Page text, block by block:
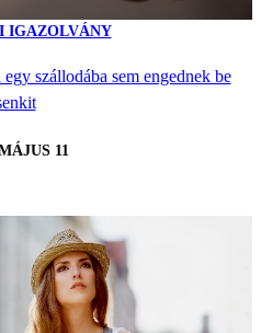
IGAZOLVÁNY
szállodába sem engednek be
11